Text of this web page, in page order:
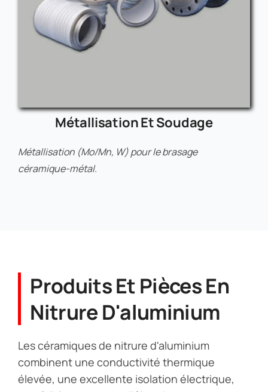
Métallisation Et Soudage
Métallisation (Mo/Mn, W) pour le brasage